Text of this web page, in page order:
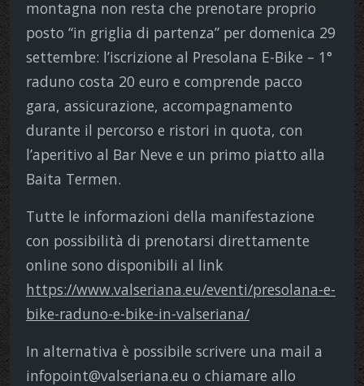
montagna non resta che prenotare proprio
posto “in griglia di partenza” per domenica 29
settembre: l’iscrizione al Presolana E-Bike – 1°
raduno costa 20 euro e comprende pacco
gara, assicurazione, accompagnamento
durante il percorso e ristori in quota, con
l’aperitivo al Bar Neve e un primo piatto alla
Baita Termen.
Tutte le informazioni della manifestazione
con possibilità di prenotarsi direttamente
online sono disponibili al link
https://www.valseriana.eu/eventi/presolana-e-
bike-raduno-e-bike-in-valseriana/
In alternativa è possibile scrivere una mail a
infopoint@valseriana.eu o chiamare allo